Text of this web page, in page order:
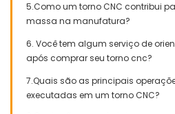
5.Como um torno CNC contribui
massa na manufatura?
6. Você tem algum serviço de
após comprar seu torno cnc?
7.Quais são as principais
executadas em um torno CNC?